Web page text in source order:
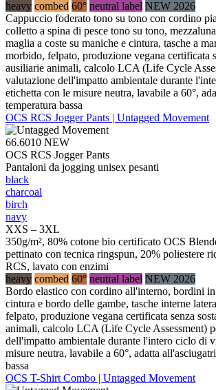
heavy combed 60° neutral label NEW 2026
Cappuccio foderato tono su tono con cordino
colletto a spina di pesce tono su tono,
maglia a coste su maniche e cintura, tasche a
morbido, felpato, produzione vegana certificata
ausiliarie animali, calcolo LCA (Life Cycle
valutazione dell'impatto ambientale durante
etichetta con le misure neutra, lavabile a 60°,
temperatura bassa
OCS RCS Jogger Pants | Untagged Movement
66.6010 NEW
OCS RCS Jogger Pants
Pantaloni da jogging unisex pesanti
black
charcoal
birch
navy
XXS – 3XL
350g/m², 80% cotone bio certificato OCS
pettinato con tecnica ringspun, 20% poliestere
RCS, lavato con enzimi
heavy combed 60° neutral label NEW 2026
Bordo elastico con cordino all'interno, bordini in
cintura e bordo delle gambe, tasche interne
felpato, produzione vegana certificata senza
animali, calcolo LCA (Life Cycle Assessment)
dell'impatto ambientale durante l'intero ciclo di
misure neutra, lavabile a 60°, adatta
bassa
OCS T-Shirt Combo | Untagged Movement